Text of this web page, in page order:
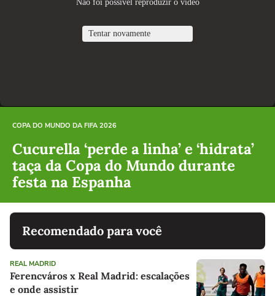
COPA DO MUNDO DA FIFA 2026
Cucurella ‘perde a linha’ e ‘hidrata’
taça da Copa do Mundo durante
festa na Espanha
Recomendado para você
REAL MADRID
Ferencváros x Real Madrid: escalações
e onde assistir